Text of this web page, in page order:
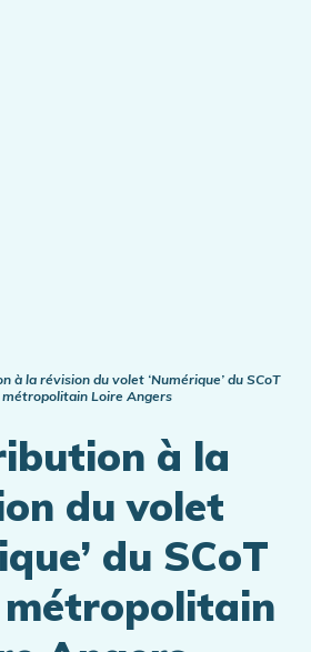
à la révision du volet ‘Numérique’ du SCoT
métropolitain Loire Angers
à la
du volet
du SCoT
métropolitain